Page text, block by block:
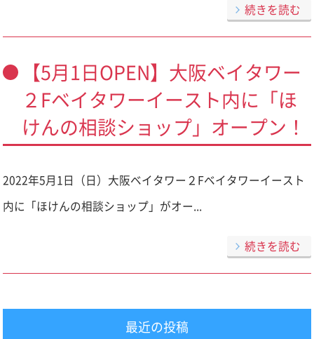
続きを読む
【5月1日OPEN】大阪ベイタワー
２Fベイタワーイースト内に「ほ
けんの相談ショップ」オープン！
2022年5月1日（日）大阪ベイタワー２Fベイタワーイースト
内に「ほけんの相談ショップ」がオー...
続きを読む
最近の投稿